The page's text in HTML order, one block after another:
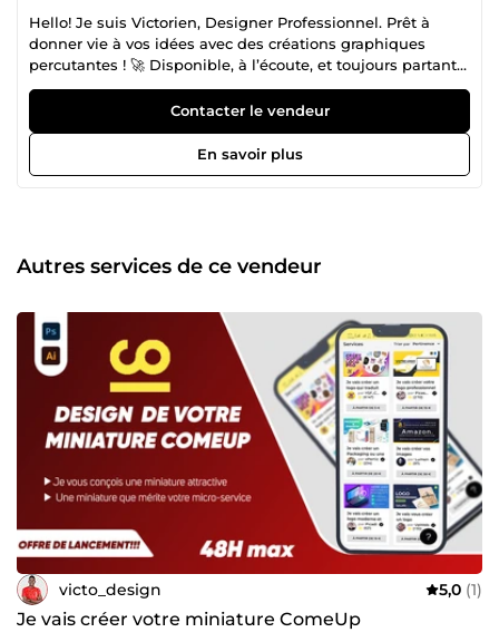
Hello! Je suis Victorien, Designer Professionnel. Prêt à
donner vie à vos idées avec des créations graphiques
percutantes ! 🚀 Disponible, à l’écoute, et toujours partant
pour de nouveaux défis. Vous cherchez un pro pour vos
projets ? Let’s go ! 💡 📩 Contactez-moi, et créons ensemble
quelque chose d’unique ! ✨ Good morning, I am Victorien,
Professional Designer. I offer you my graphic design
services. I am available and at your disposal to discuss and
experienced. See you...
Contacter le vendeur
En savoir plus
Autres services de ce vendeur
victo_design 5,0 (1)
Je vais créer votre miniature ComeUp